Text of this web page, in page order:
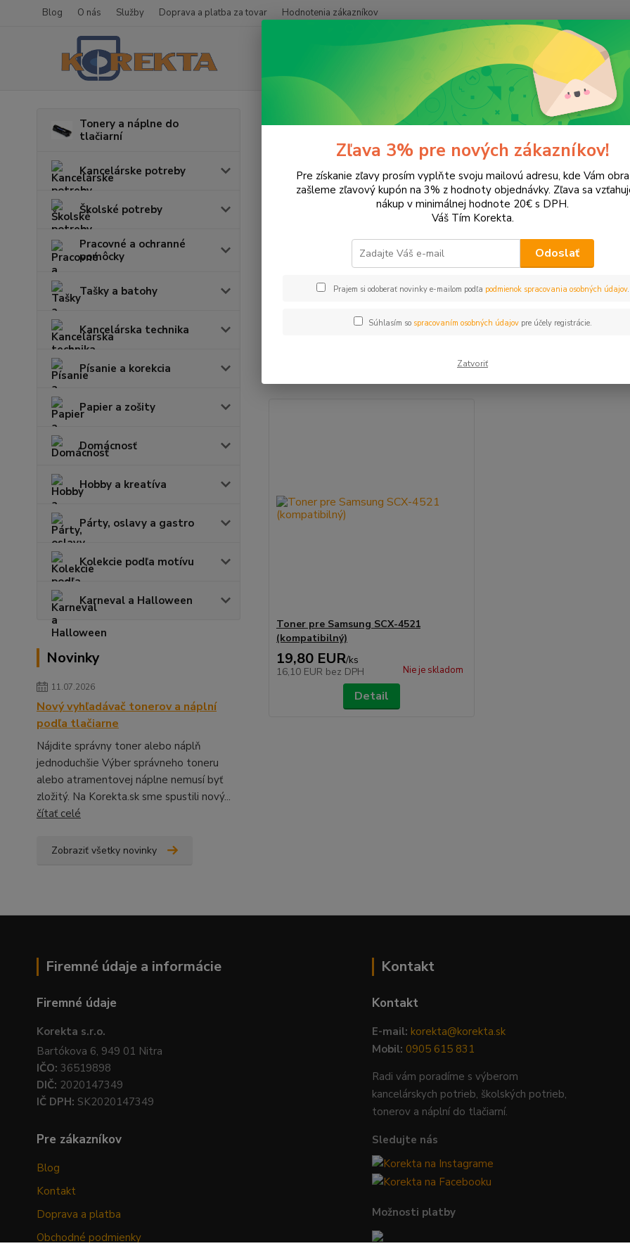
Blog O nás Služby Doprava a platba za tovar Hodnotenia zákazníkov
Tonery a náplne do
tlačiarní
Kancelárske potreby
Školské potreby
Pracovné a ochranné
pomôcky
Tašky a batohy
Kancelárska technika
Písanie a korekcia
Papier a zošity
Domácnosť
Hobby a kreatíva
Párty, oslavy a gastro
Kolekcie podľa motívu
Karneval a Halloween
Novinky
11.07.2026
Nový vyhľadávač tonerov a náplní
podľa tlačiarne
Nájdite správny toner alebo náplň
jednoduchšie Výber správneho toneru
alebo atramentovej náplne nemusí byť
zložitý. Na Korekta.sk sme spustili nový...
čítať celé
Zobraziť všetky novinky
Tonery a náplne do tlačiarní SAMSUNG ML-2010
ML-2010
Upresniť parametre
EUR Od
Toner pre Samsung SCX-4521
(kompatibilný)
19,80 EUR/ks
16,10 EUR bez DPH Nie je skladom
Detail
Firemné údaje a informácie
Firemné údaje
Korekta s.r.o.
Bartókova 6, 949 01 Nitra
IČO: 36519898
DIČ: 2020147349
IČ DPH: SK2020147349
Pre zákazníkov
Blog
Kontakt
Doprava a platba
Obchodné podmienky
Kontakt
Kontakt
E-mail: korekta@korekta.sk
Mobil: 0905 615 831
Radi vám poradíme s výberom
kancelárskych potrieb, školských potrieb,
tonerov a náplní do tlačiarní.
Sledujte nás
Možnosti platby
Zľava 3% pre nových zákazníkov!
Pre získanie zľavy prosím vyplňte svoju mailovú adresu, kde Vám
zašleme zľavový kupón na 3% z hodnoty objednávky. Zľava sa
nákup v minimálnej hodnote 20€ s DPH.
Váš Tím Korekta.
Odoslať
Prajem si odoberať novinky e-mailom podľa podmienok spracovania osobných údajov.
Súhlasím so spracovaním osobných údajovpre účely registrácie.
Zatvoriť